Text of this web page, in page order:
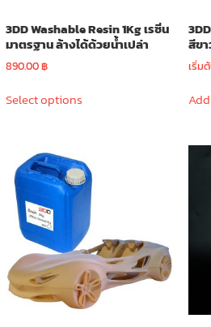
3DD Washable Resin 1Kg เรซิ่น
มาตรฐาน ล้างได้ด้วยน้ำเปล่า
890.00฿
Select optionsproduct
variants.
The
options
may
be
chosen
on
the
product
สีข
เริ่ม